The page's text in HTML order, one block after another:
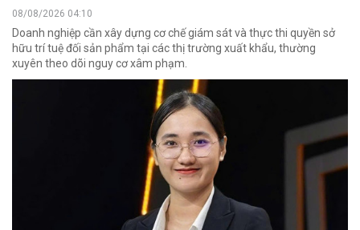
08/08/2026 04:10
Doanh nghiệp cần xây dựng cơ chế giám sát và thực thi quyền sở
hữu trí tuệ đối sản phẩm tại các thị trường xuất khẩu, thường
xuyên theo dõi nguy cơ xâm phạm.